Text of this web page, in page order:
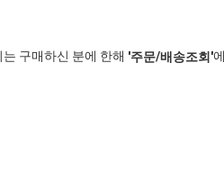
구매하신 분에 한해 '주문/배송조회'